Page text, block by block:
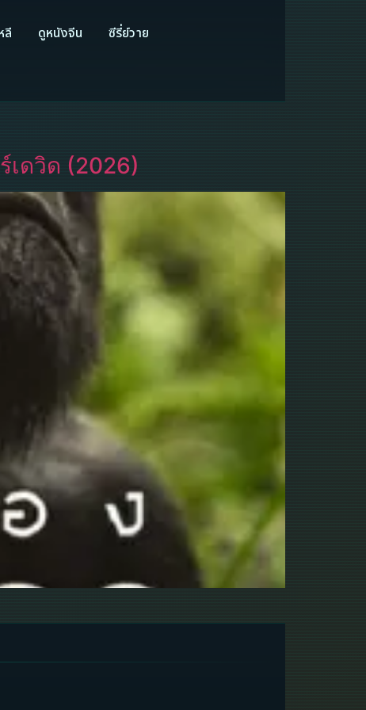
ลี ดูหนังจีน
ซีรี่ย์วาย
เดวิด (2026)